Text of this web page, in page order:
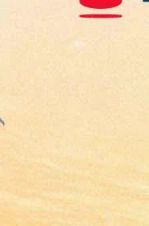
Афиша Plus